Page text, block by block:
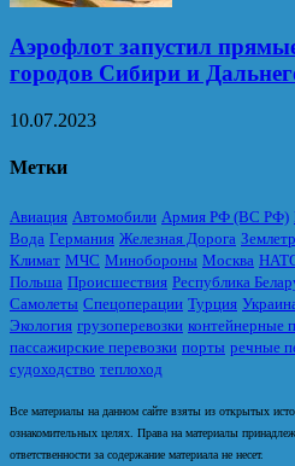
Аэрофлот запустил
городов Сибири и
10.07.2023
Метки
Авиация Автомобили Армия РФ (ВС РФ)
Вода Германия Железная Дорога
Климат МЧС Минобороны Москва
Польша Происшествия Республика
Самолеты Спецоперации Турция
Экология грузоперевозки контейнерные
пассажирские перевозки порты речные
судоходство теплоход
Все материалы на данном сайте взяты из открытых
ознакомительных целях. Права на материалы
ответственности за содержание материала не несет.